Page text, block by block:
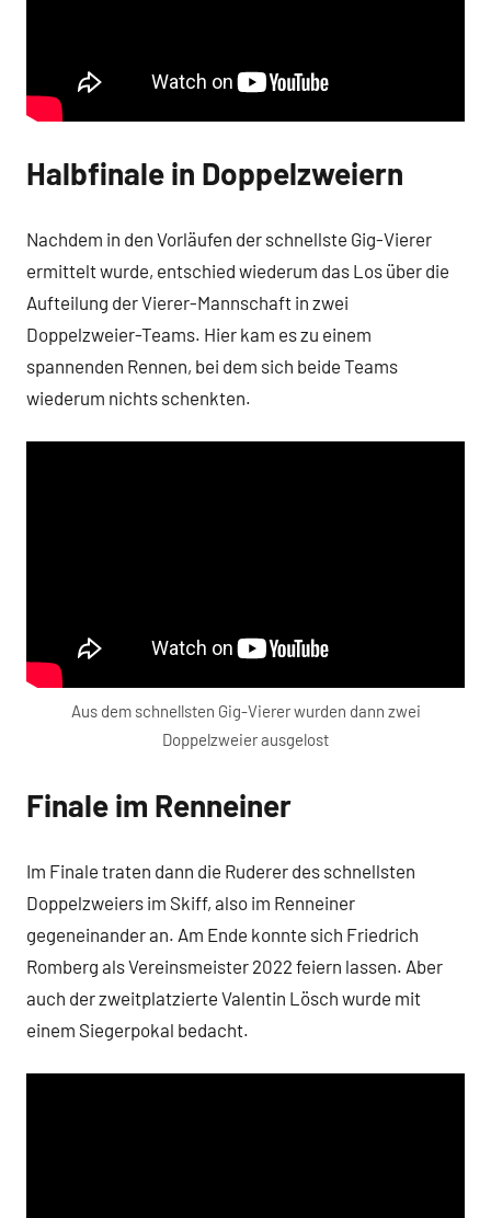
Halbfinale in Doppelzweiern
Nachdem in den Vorläufen der schnellste Gig-Vierer
ermittelt wurde, entschied wiederum das Los über die
Aufteilung der Vierer-Mannschaft in zwei
Doppelzweier-Teams. Hier kam es zu einem
spannenden Rennen, bei dem sich beide Teams
wiederum nichts schenkten.
Aus dem schnellsten Gig-Vierer wurden dann zwei
Doppelzweier ausgelost
Finale im Renneiner
Im Finale traten dann die Ruderer des schnellsten
Doppelzweiers im Skiff, also im Renneiner
gegeneinander an. Am Ende konnte sich Friedrich
Romberg als Vereinsmeister 2022 feiern lassen. Aber
auch der zweitplatzierte Valentin Lösch wurde mit
einem Siegerpokal bedacht.